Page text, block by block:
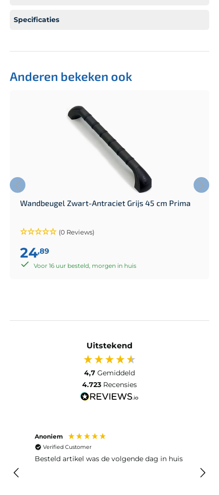
Specificaties
Anderen bekeken ook
Wandbeugel Zwart-Antraciet Grijs 45 cm Prima
(0 Reviews)
24,89
Voor 16 uur besteld, morgen in huis
Uitstekend
4,7 Gemiddeld
4.723 Recensies
Anoniem
Verified Customer
Besteld artikel was de volgende dag in huis